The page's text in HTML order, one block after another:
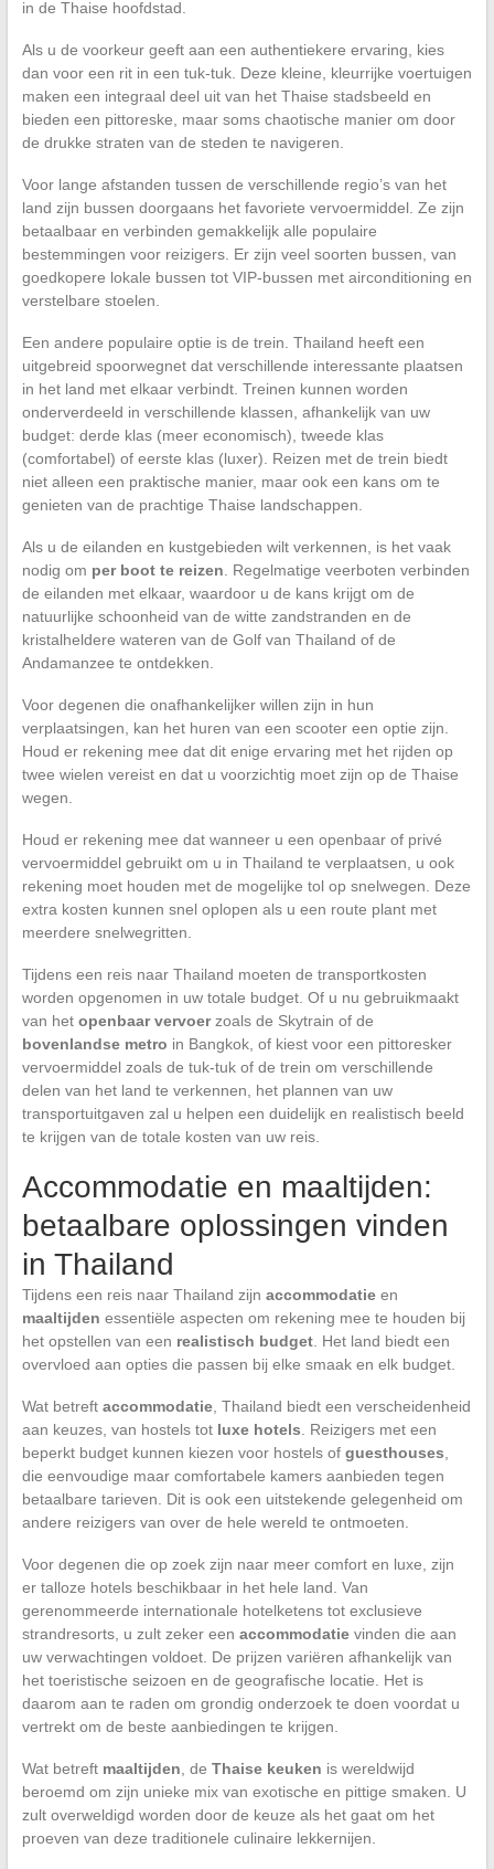
in de Thaise hoofdstad.
Als u de voorkeur geeft aan een authentiekere ervaring, kies
dan voor een rit in een tuk-tuk. Deze kleine, kleurrijke voertuigen
maken een integraal deel uit van het Thaise stadsbeeld en
bieden een pittoreske, maar soms chaotische manier om door
de drukke straten van de steden te navigeren.
Voor lange afstanden tussen de verschillende regio’s van het
land zijn bussen doorgaans het favoriete vervoermiddel. Ze zijn
betaalbaar en verbinden gemakkelijk alle populaire
bestemmingen voor reizigers. Er zijn veel soorten bussen, van
goedkopere lokale bussen tot VIP-bussen met airconditioning en
verstelbare stoelen.
Een andere populaire optie is de trein. Thailand heeft een
uitgebreid spoorwegnet dat verschillende interessante plaatsen
in het land met elkaar verbindt. Treinen kunnen worden
onderverdeeld in verschillende klassen, afhankelijk van uw
budget: derde klas (meer economisch), tweede klas
(comfortabel) of eerste klas (luxer). Reizen met de trein biedt
niet alleen een praktische manier, maar ook een kans om te
genieten van de prachtige Thaise landschappen.
Als u de eilanden en kustgebieden wilt verkennen, is het vaak
nodig om per boot te reizen . Regelmatige veerboten verbinden
de eilanden met elkaar, waardoor u de kans krijgt om de
natuurlijke schoonheid van de witte zandstranden en de
kristalheldere wateren van de Golf van Thailand of de
Andamanzee te ontdekken.
Voor degenen die onafhankelijker willen zijn in hun
verplaatsingen, kan het huren van een scooter een optie zijn.
Houd er rekening mee dat dit enige ervaring met het rijden op
twee wielen vereist en dat u voorzichtig moet zijn op de Thaise
wegen.
Houd er rekening mee dat wanneer u een openbaar of privé
vervoermiddel gebruikt om u in Thailand te verplaatsen, u ook
rekening moet houden met de mogelijke tol op snelwegen. Deze
extra kosten kunnen snel oplopen als u een route plant met
meerdere snelwegritten.
Tijdens een reis naar Thailand moeten de transportkosten
worden opgenomen in uw totale budget. Of u nu gebruikmaakt
van het openbaar vervoerzoals de Skytrain of de
bovenlandse metro in Bangkok, of kiest voor een pittoresker
vervoermiddel zoals de tuk-tuk of de trein om verschillende
delen van het land te verkennen, het plannen van uw
transportuitgaven zal u helpen een duidelijk en realistisch beeld
te krijgen van de totale kosten van uw reis.
Accommodatie en maaltijden:
betaalbare oplossingen vinden
in Thailand
Tijdens een reis naar Thailand zijn accommodatieen
maaltijden essentiële aspecten om rekening mee te houden bij
het opstellen van een realistisch budget. Het land biedt een
overvloed aan opties die passen bij elke smaak en elk budget.
Wat betreft accommodatie, Thailand biedt een verscheidenheid
aan keuzes, van hostels tot luxe hotels . Reizigers met een
beperkt budget kunnen kiezen voor hostels of guesthouses
die eenvoudige maar comfortabele kamers aanbieden tegen
betaalbare tarieven. Dit is ook een uitstekende gelegenheid om
andere reizigers van over de hele wereld te ontmoeten.
Voor degenen die op zoek zijn naar meer comfort en luxe, zijn
er talloze hotels beschikbaar in het hele land. Van
gerenommeerde internationale hotelketens tot exclusieve
strandresorts, u zult zeker een accommodatievinden die aan
uw verwachtingen voldoet. De prijzen variëren afhankelijk van
het toeristische seizoen en de geografische locatie. Het is
daarom aan te raden om grondig onderzoek te doen voordat u
vertrekt om de beste aanbiedingen te krijgen.
Wat betreft maaltijden , de Thaise keuken is wereldwijd
beroemd om zijn unieke mix van exotische en pittige smaken. U
zult overweldigd worden door de keuze als het gaat om het
proeven van deze traditionele culinaire lekkernijen.